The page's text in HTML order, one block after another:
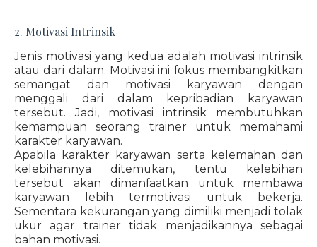
2. Motivasi Intrinsik
Jenis motivasi yang kedua adalah motivasi intrinsik
atau dari dalam. Motivasi ini fokus membangkitkan
semangat dan motivasi karyawan dengan
menggali dari dalam kepribadian karyawan
tersebut. Jadi, motivasi intrinsik membutuhkan
kemampuan seorang trainer untuk memahami
karakter karyawan.
Apabila karakter karyawan serta kelemahan dan
kelebihannya ditemukan, tentu kelebihan
tersebut akan dimanfaatkan untuk membawa
karyawan lebih termotivasi untuk bekerja.
Sementara kekurangan yang dimiliki menjadi tolak
ukur agar trainer tidak menjadikannya sebagai
bahan motivasi.